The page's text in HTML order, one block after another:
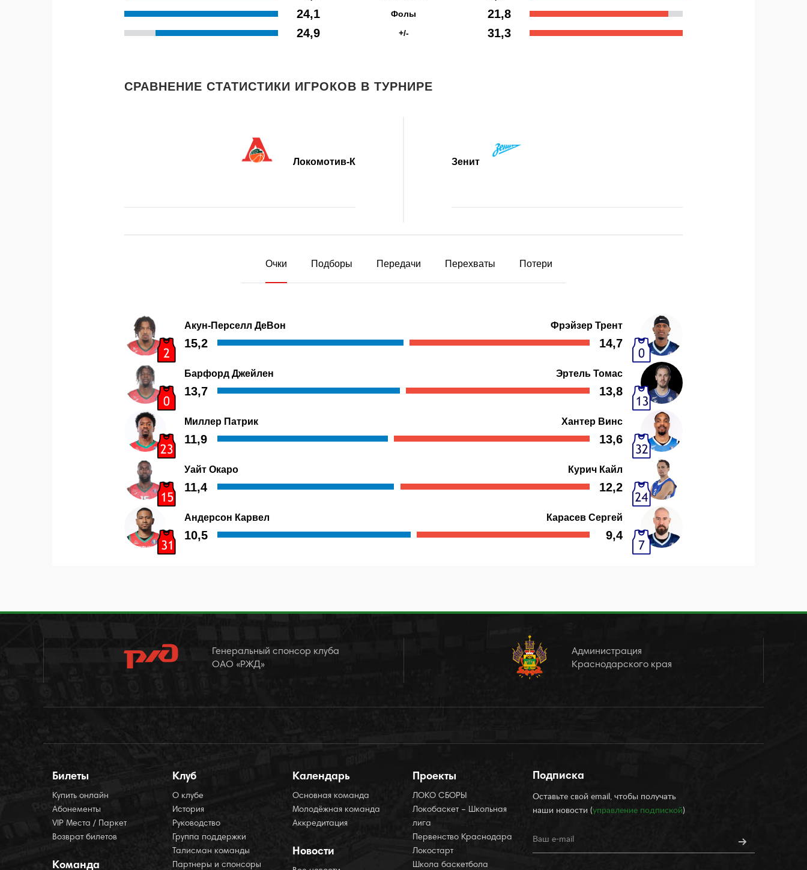
Генеральный спонсор клуба
ОАО «РЖД»
Администрация
Краснодарского края
Билеты
Купить онлайн
Абонементы
VIP Места / Паркет
Возврат билетов
Команда
Клуб
О клубе
История
Руководство
Группа поддержки
Талисман команды
Партнеры и спонсоры
Календарь
Основная команда
Молодёжная команда
Аккредитация
Новости
Проекты
ЛОКО СБОРЫ
Локобаскет – Школьная
лига
Первенство Краснодара
Локостарт
Школа баскетбола
Подписка
Оставьте свой email, чтобы получать
наши новости (управление подпиской)